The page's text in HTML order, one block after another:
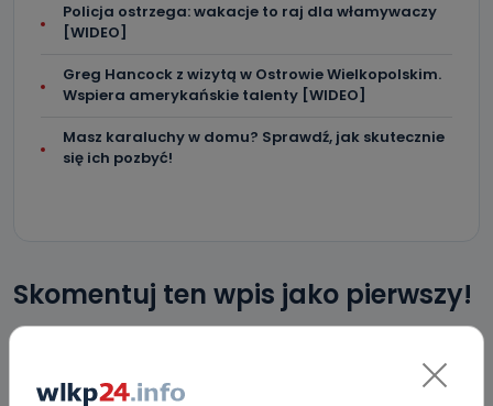
Policja ostrzega: wakacje to raj dla włamywaczy
[WIDEO]
Greg Hancock z wizytą w Ostrowie Wielkopolskim.
Wspiera amerykańskie talenty [WIDEO]
Masz karaluchy w domu? Sprawdź, jak skutecznie
się ich pozbyć!
Skomentuj ten wpis jako pierwszy!